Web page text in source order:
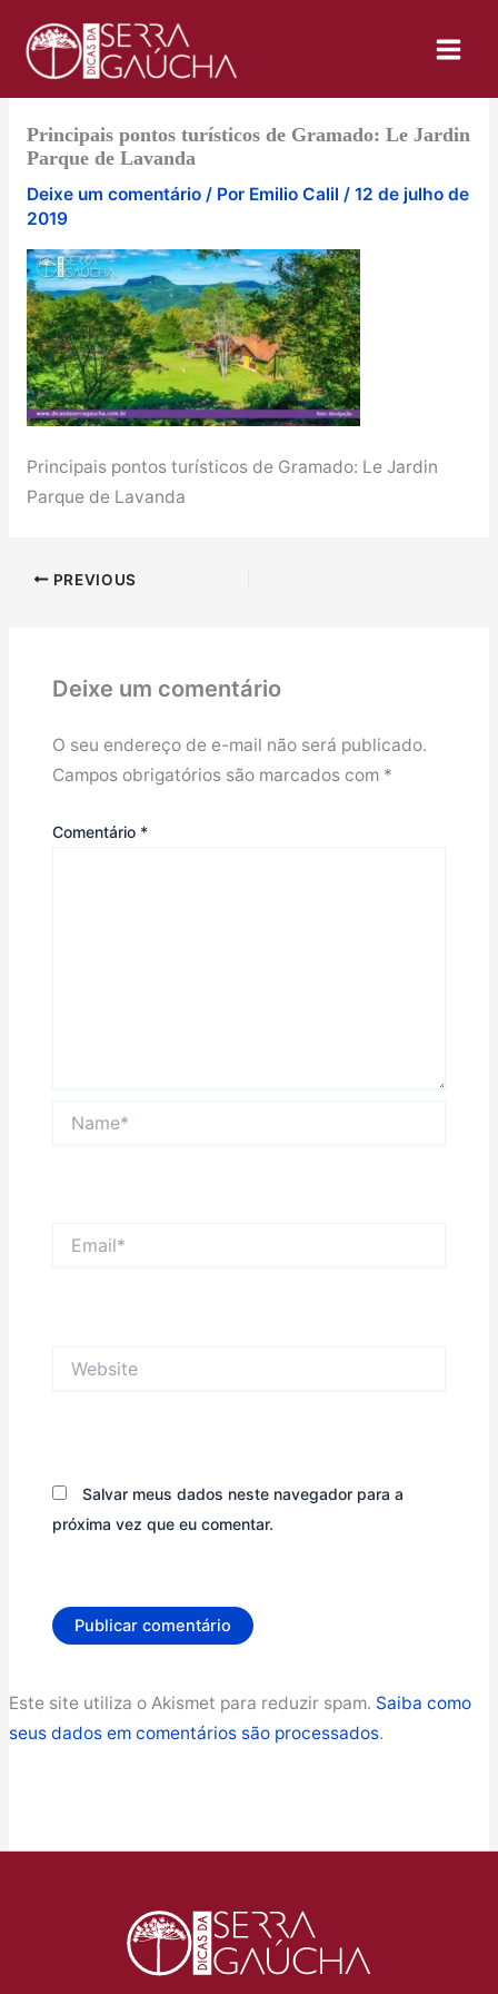
para
conteúdo
Principais pontos turísticos de Gramado: Le Jardin
Parque de Lavanda
Deixe um comentário / Por Emilio Calil / 12 de julho de
2019
Principais pontos turísticos de Gramado: Le Jardin
Parque de Lavanda
PREVIOUS
Deixe um comentário
O seu endereço de e-mail não será publicado.
Campos obrigatórios são marcados com *
Comentário *
Salvar meus dados neste navegador para a
próxima vez que eu comentar.
Este site utiliza o Akismet para reduzir spam. Saiba como
seus dados em comentários são processados.